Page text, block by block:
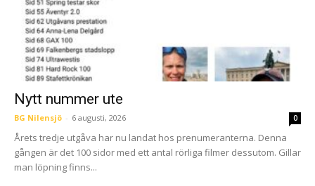
Nytt nummer ute
BG Nilensjö - 6 augusti, 2026 0
Årets tredje utgåva har nu landat hos prenumeranterna. Denna
gången är det 100 sidor med ett antal rörliga filmer dessutom. Gillar
man löpning finns...